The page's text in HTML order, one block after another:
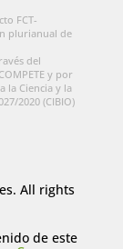
FCT-
plurianual de
del
y por
la Ciencia y la
2020 (CIBIO)
All rights
de este